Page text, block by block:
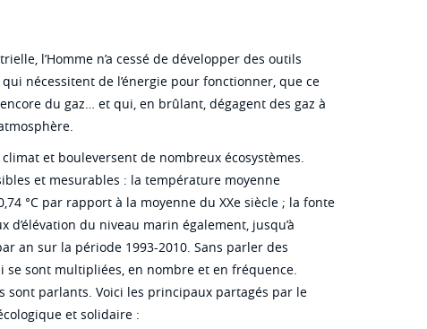
l’Homme n’a cessé de développer des outils
nécessitent de l’énergie pour fonctionner, que ce
du gaz… et qui, en brûlant, dégagent des gaz à
et bouleversent de nombreux écosystèmes.
et mesurables : la température moyenne
°C par rapport à la moyenne du XXe siècle ; la fonte
d’élévation du niveau marin également, jusqu’à
an sur la période 1993-2010. Sans parler des
se sont multipliées, en nombre et en fréquence.
sont parlants. Voici les principaux partagés par le
et solidaire :